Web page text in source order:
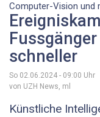
Computer-Vision und
schneller
So 02.06.2024 - 09:00 Uhr
von UZH News, ml
Künstliche